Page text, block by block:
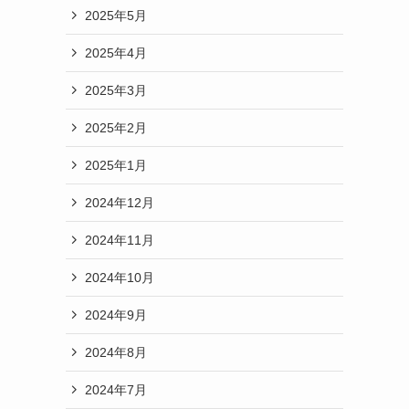
2025年5月
2025年4月
2025年3月
2025年2月
2025年1月
2024年12月
2024年11月
2024年10月
2024年9月
2024年8月
2024年7月